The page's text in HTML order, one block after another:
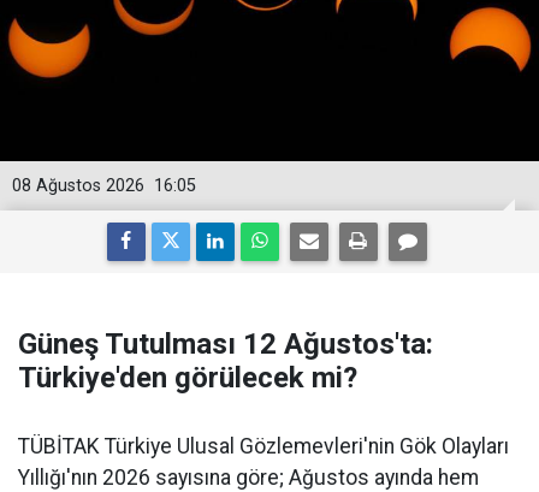
16:05
08 Ağustos 2026
Güneş Tutulması 12 Ağustos'ta:
Türkiye'den görülecek mi?
TÜBİTAK Türkiye Ulusal Gözlemevleri'nin Gök Olayları
Yıllığı'nın 2026 sayısına göre; Ağustos ayında hem